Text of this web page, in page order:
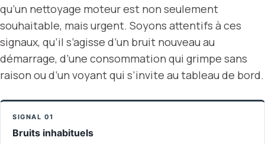
qu’un nettoyage moteur est non seulement
souhaitable, mais urgent. Soyons attentifs à ces
signaux, qu’il s’agisse d’un bruit nouveau au
démarrage, d’une consommation qui grimpe sans
raison ou d’un voyant qui s’invite au tableau de bord.
SIGNAL 01
Bruits inhabituels